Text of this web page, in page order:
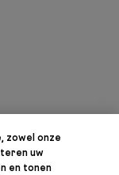
zowel onze
uw
en tonen